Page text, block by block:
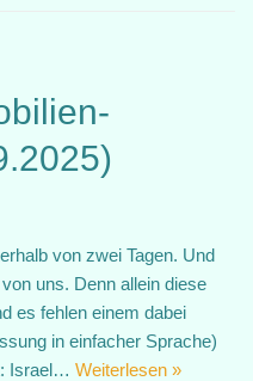
von zwei Tagen. Und
uns. Denn allein diese
es fehlen einem dabei
in einfacher Sprache)
Israel… Weiterlesen »